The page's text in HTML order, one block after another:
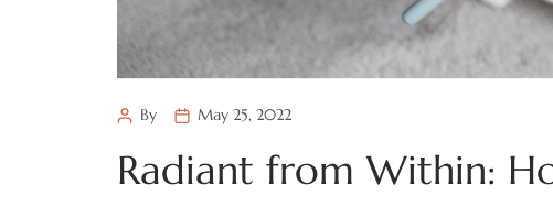
Radiant from Within:
By May 25, 2022